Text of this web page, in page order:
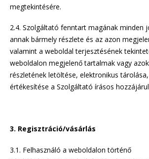
megtekintésére.
2.4. Szolgáltató fenntart magának minden
annak bármely részlete és az azon
valamint a weboldal terjesztésének
weboldalon megjelenő tartalmak vagy
részletének letöltése, elektronikus
értékesítése a Szolgáltató írásos
3. Regisztráció/vásárlás
3.1. Felhasználó a weboldalon történő